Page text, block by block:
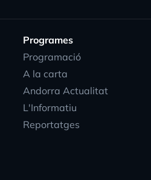
Programes
Programació
A la carta
Andorra Actualitat
L'Informatiu
Reportatges